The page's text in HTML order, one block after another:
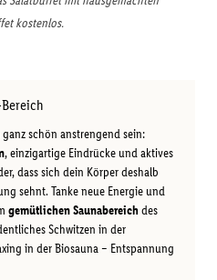
kostenlos.
schön anstrengend sein:
, einzigartige Eindrücke und aktives
dass sich dein Körper deshalb
sehnt. Tanke neue Energie und
gemütlichen Saunabereichdes
Schwitzen in der
in der Biosauna – Entspannung